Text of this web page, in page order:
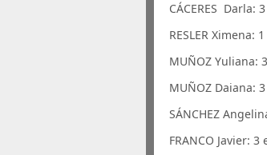
CÁCERES Darla:
RESLER Ximena:
MUÑOZ Yuliana:
MUÑOZ Daiana:
SÁNCHEZ
FRANCO Javier: